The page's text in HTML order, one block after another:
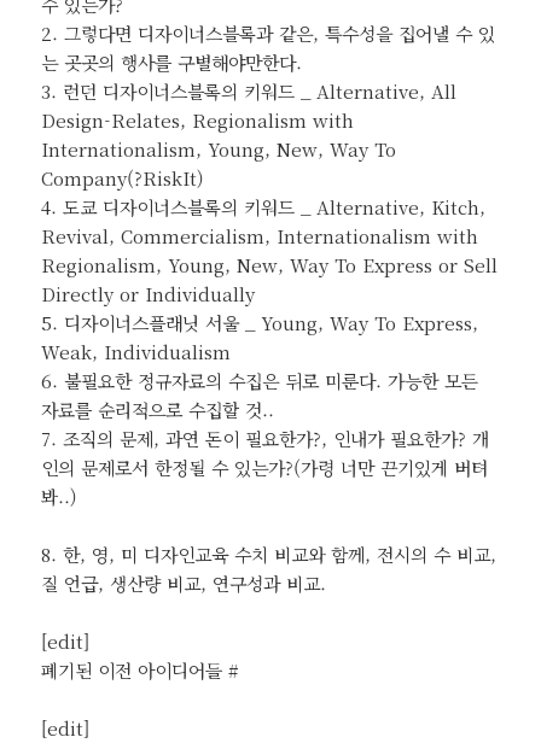
2. 그렇다면 디자이너스블록과 같은, 특수성을 집어낼 수 있
는 곳곳의 행사를 구별해야만한다.
3. 런던 디자이너스블록의 키워드 _ Alternative, All
Design-Relates, Regionalism with
Internationalism, Young, New, Way To
Company(?RiskIt)
4. 도쿄 디자이너스블록의 키워드 _ Alternative, Kitch,
Revival, Commercialism, Internationalism with
Regionalism, Young, New, Way To Express or Sell
Directly or Individually
5. 디자이너스플래닛 서울 _ Young, Way To Express,
Weak, Individualism
6. 불필요한 정규자료의 수집은 뒤로 미룬다. 가능한 모든
자료를 순리적으로 수집할 것..
7. 조직의 문제, 과연 돈이 필요한가?, 인내가 필요한가? 개
인의 문제로서 한정될 수 있는가?(가령 너만 끈기있게 버텨
봐..)
8. 한, 영, 미 디자인교육 수치 비교와 함께, 전시의 수 비교,
질 언급, 생산량 비교, 연구성과 비교.
[edit]
폐기된 이전 아이디어들 #
[edit]